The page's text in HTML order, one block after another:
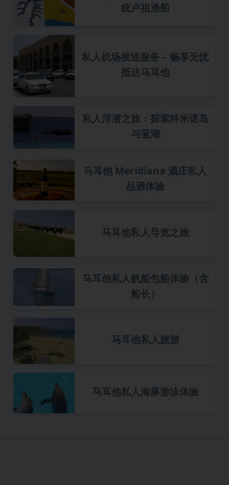
统卢祖渔船
私人机场接送服务 – 畅享无忧
抵达马耳他
私人浮潜之旅：探索科米诺岛
与蓝湖
马耳他 Meridiana 酒庄私人
品酒体验
马耳他私人导览之旅
马耳他私人帆船包船体验（含
船长）
马耳他私人旅游
马耳他私人海豚游泳体验